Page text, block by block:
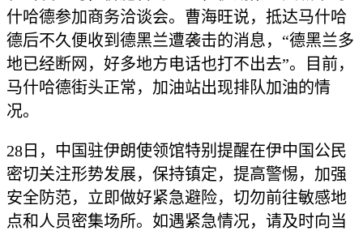
什哈德参加商务洽谈会。曹海旺说，抵达马什哈
德后不久便收到德黑兰遭袭击的消息，“德黑兰多
地已经断网，好多地方电话也打不出去”。目前，
马什哈德街头正常，加油站出现排队加油的情
况。
28日，中国驻伊朗使领馆特别提醒在伊中国公民
密切关注形势发展，保持镇定，提高警惕，加强
安全防范，立即做好紧急避险，切勿前往敏感地
点和人员密集场所。如遇紧急情况，请及时向当